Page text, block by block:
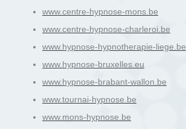
www.centre-hypnose-mons.be
www.centre-hypnose-charleroi.be
www.hypnose-hypnotherapie-liege.be
www.hypnose-bruxelles.eu
www.hypnose-brabant-wallon.be
www.tournai-hypnose.be
www.mons-hypnose.be